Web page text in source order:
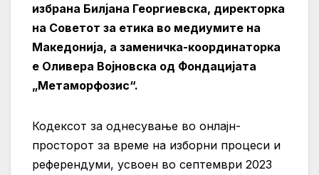
избрана Билјана Георгиевска, директорка
на Советот за етика во медиумите на
Македонија, а заменичка-координаторка
е Оливера Војновска од Фондацијата
„Метаморфозис“.
Кодексот за однесување во онлајн-
просторот за време на изборни процеси и
референдуми, усвоен во септември 2023